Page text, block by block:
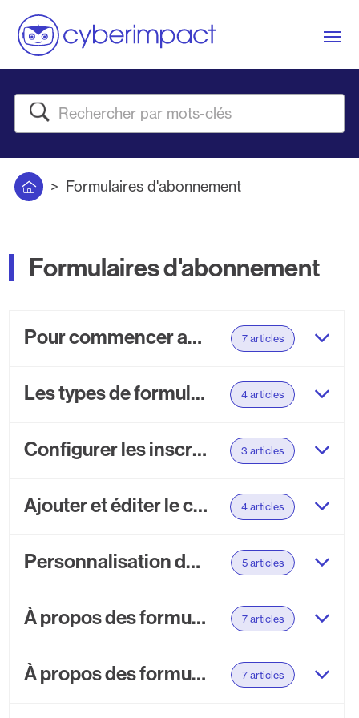
Rechercher
Accueil Formulaires d'abonnement
Formulaires d'abonnement
Pour commencer avec vos formulaires 7 articles
Les types de formulaires 4 articles
Configurer les inscriptions 3 articles
Ajouter et éditer le contenu d’un formulaire 4 articles
Personnalisation de l'apparence 5 articles
À propos des formulaires Pop-up 7 articles
À propos des formulaires HTML 7 articles